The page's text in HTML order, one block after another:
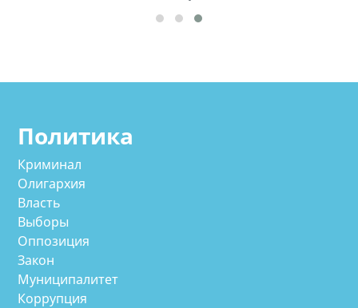
Политика
Криминал
Олигархия
Власть
Выборы
Оппозиция
Закон
Муниципалитет
Коррупция